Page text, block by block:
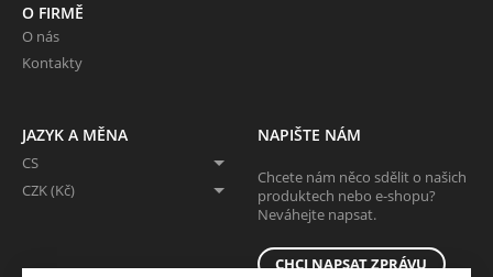
O FIRMĚ
O nás
Kontakty
JAZYK A MĚNA
CS
CZK (Kč)
NAPIŠTE NÁM
Chcete nám něco sdělit o našich
produktech nebo e-shopu?
Neváhejte napsat.
CHCI NAPSAT ZPRÁVU